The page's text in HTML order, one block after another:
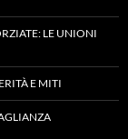
LE UNIONI
E MITI